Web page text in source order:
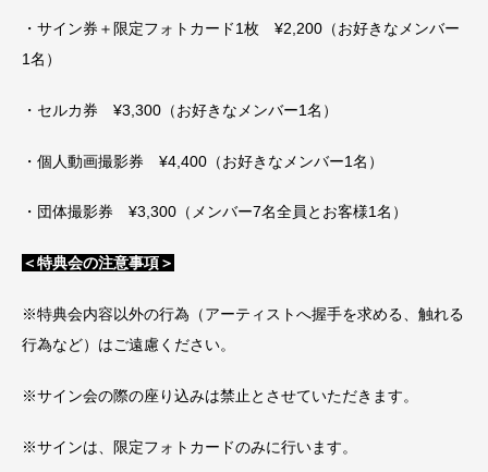
・サイン券＋限定フォトカード1枚 ¥2,200（お好きなメンバー
1名）
・セルカ券 ¥3,300（お好きなメンバー1名）
・個人動画撮影券 ¥4,400（お好きなメンバー1名）
・団体撮影券 ¥3,300（メンバー7名全員とお客様1名）
＜特典会の注意事項＞
※特典会内容以外の行為（アーティストへ握手を求める、触れる
行為など）はご遠慮ください。
※サイン会の際の座り込みは禁止とさせていただきます。
※サインは、限定フォトカードのみに行います。